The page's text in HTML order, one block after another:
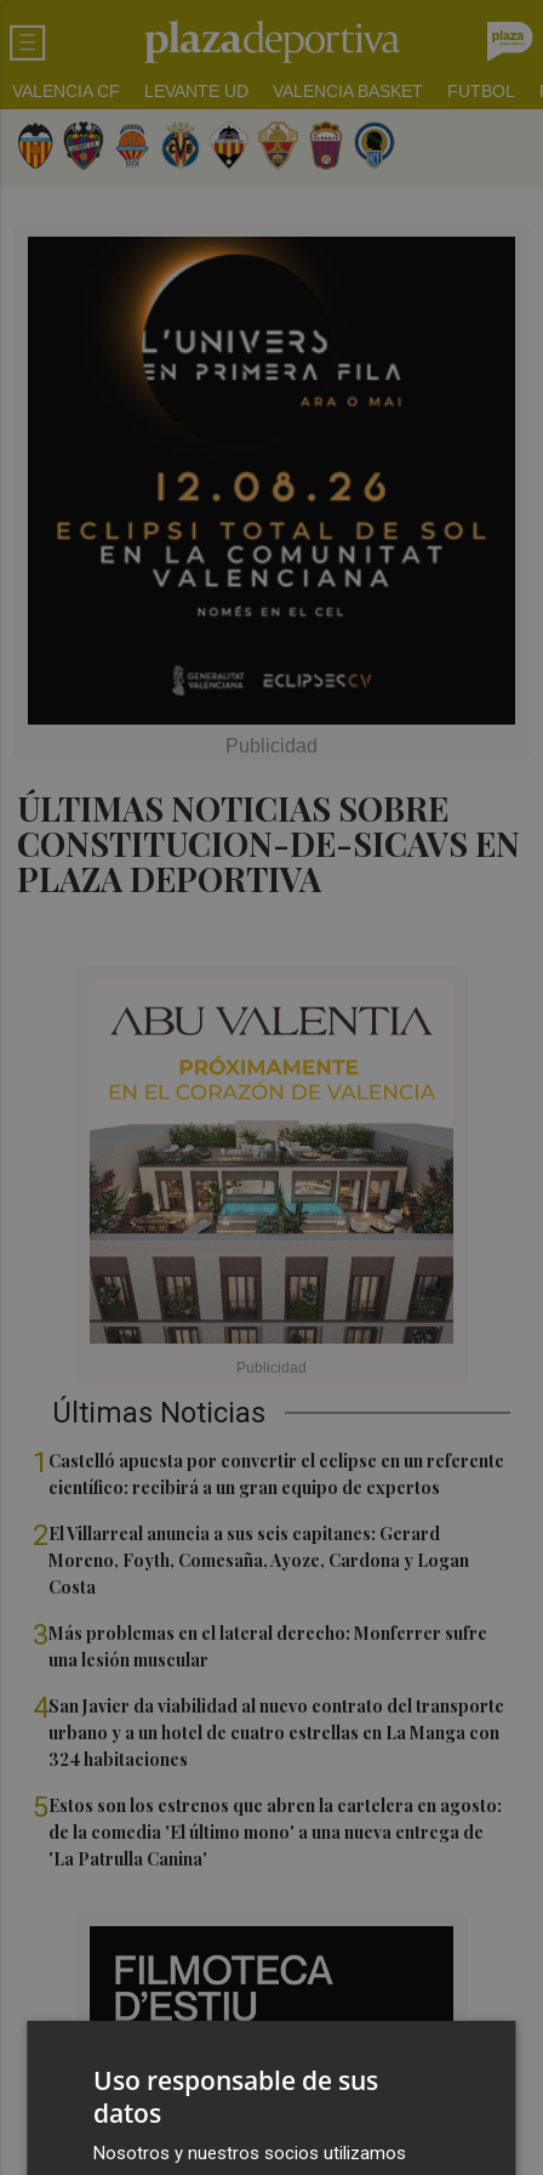
VALENCIA CF LEVANTE UD VALENCIA BASKET FUTBOL
ÚLTIMAS NOTICIAS SOBRE
CONSTITUCION-DE-SICAVS EN
PLAZA DEPORTIVA
Últimas Noticias
1 Castelló apuesta por convertir el eclipse en un referente
científico: recibirá a un gran equipo de expertos
2El Villarreal anuncia a sus seis capitanes: Gerard
Moreno, Foyth, Comesaña, Ayoze, Cardona y Logan
Costa
3Más problemas en el lateral derecho: Monferrer sufre
una lesión muscular
4San Javier da viabilidad al nuevo contrato del transporte
urbano y a un hotel de cuatro estrellas en La Manga con
324 habitaciones
5Estos son los estrenos que abren la cartelera en agosto:
de la comedia 'El último mono' a una nueva entrega de
'La Patrulla Canina'
Uso responsable de sus
datos
Nosotros y nuestros socios utilizamos